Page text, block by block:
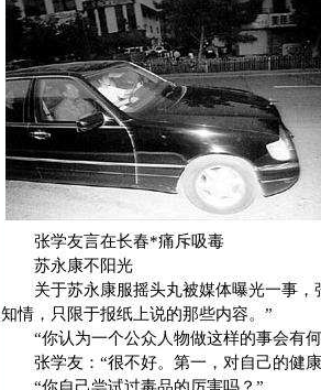
张学友言在长春*痛斥吸毒
苏永康不阳光
关于苏永康服摇头丸被媒体曝光一事，
知情，只限于报纸上说的那些内容。”
“你认为一个公众人物做这样的事会有何
张学友：“很不好。第一，对自己的健康